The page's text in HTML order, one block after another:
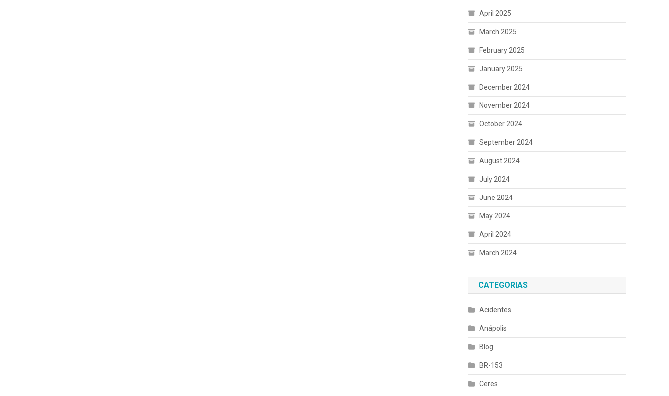
April 2025
March 2025
February 2025
January 2025
December 2024
November 2024
October 2024
September 2024
August 2024
July 2024
June 2024
May 2024
April 2024
March 2024
CATEGORIAS
Acidentes
Anápolis
Blog
BR-153
Ceres